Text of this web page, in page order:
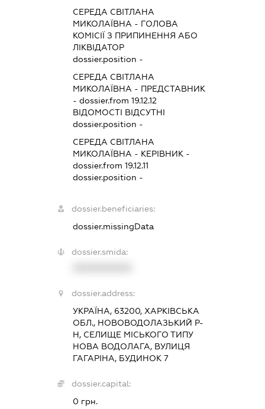
СЕРЕДА СВІТЛАНА
МИКОЛАЇВНА - ГОЛОВА
КОМІСІЇ З ПРИПИНЕННЯ АБО
ЛІКВІДАТОР
dossier.position -
СЕРЕДА СВІТЛАНА
МИКОЛАЇВНА - ПРЕДСТАВНИК
- dossier.from 19.12.12
ВІДОМОСТІ ВІДСУТНІ
dossier.position -
СЕРЕДА СВІТЛАНА
МИКОЛАЇВНА - КЕРІВНИК -
dossier.from 19.12.11
dossier.position -
dossier.beneficiaries:
dossier.missingData
dossier.smida:
dossier.address:
УКРАЇНА, 63200, ХАРКІВСЬКА
ОБЛ., НОВОВОДОЛАЗЬКИЙ Р-
Н, СЕЛИЩЕ МІСЬКОГО ТИПУ
НОВА ВОДОЛАГА, ВУЛИЦЯ
ГАГАРІНА, БУДИНОК 7
dossier.capital:
0 грн.